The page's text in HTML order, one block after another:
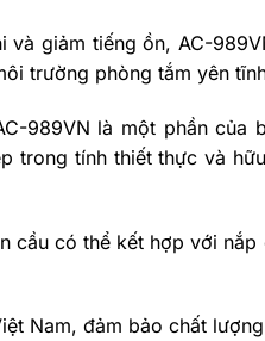
và giảm tiếng ồn, AC-
trường phòng tắm yên
989VN là một phần của
trong tính thiết thực và
cầu có thể kết hợp với
Nam, đảm bảo chất